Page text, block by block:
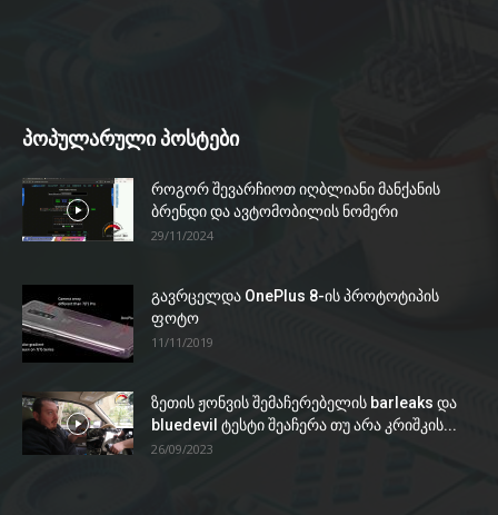
პოპულარული პოსტები
როგორ შევარჩიოთ იღბლიანი მანქანის
ბრენდი და ავტომობილის ნომერი
29/11/2024
გავრცელდა OnePlus 8-ის პროტოტიპის
ფოტო
11/11/2019
ზეთის ჟონვის შემაჩერებელის barleaks და
bluedevil ტესტი შეაჩერა თუ არა კრიშკის...
26/09/2023